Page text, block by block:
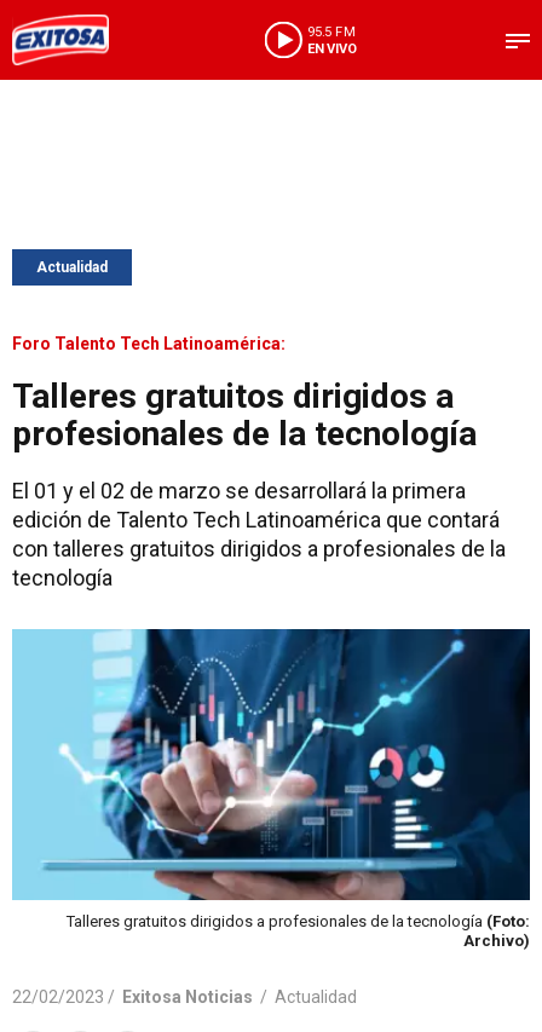
95.5 FM
EN VIVO
Actualidad
Foro Talento Tech Latinoamérica:
Talleres gratuitos dirigidos a
profesionales de la tecnología
El 01 y el 02 de marzo se desarrollará la primera
edición de Talento Tech Latinoamérica que contará
con talleres gratuitos dirigidos a profesionales de la
tecnología
Talleres gratuitos dirigidos a profesionales de la tecnología (Foto:
Archivo)
22/02/2023 / Exitosa Noticias / Actualidad